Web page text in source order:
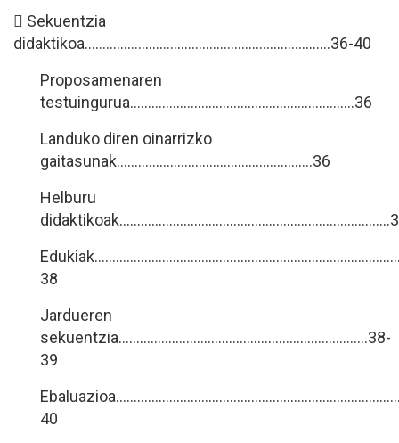
 Sekuentzia
didaktikoa……………………………………………………………36-40
Proposamenaren
testuingurua……………………………………………………...36
Landuko diren oinarrizko
gaitasunak……………………………………………....36
Helburu
38
Jardueren
sekuentzia…………………………………………………………….38-
39
40